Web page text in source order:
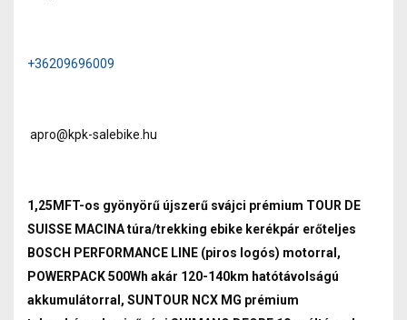
+36209696009
apro@kpk-salebike.hu
1,25MFT-os gyönyörű újszerű svájci prémium TOUR DE
SUISSE MACINA túra/trekking ebike kerékpár erőteljes
BOSCH PERFORMANCE LINE (piros logós) motorral,
POWERPACK 500Wh akár 120-140km hatótávolságú
akkumulátorral, SUNTOUR NCX MG prémium